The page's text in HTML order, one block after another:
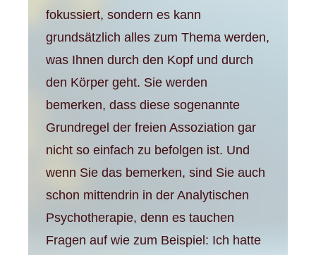
fokussiert, sondern es kann
grundsätzlich alles zum Thema werden,
was Ihnen durch den Kopf und durch
den Körper geht. Sie werden
bemerken, dass diese sogenannte
Grundregel der freien Assoziation gar
nicht so einfach zu befolgen ist. Und
wenn Sie das bemerken, sind Sie auch
schon mittendrin in der Analytischen
Psychotherapie, denn es tauchen
Fragen auf wie zum Beispiel: Ich hatte